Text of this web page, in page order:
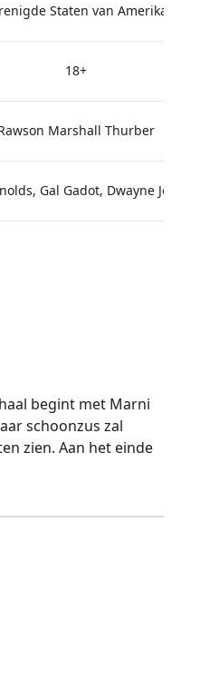
Staten van Amerika
18+
Marshall Thurber
Gal Gadot, Dwayne Johnson
begint met Marni
schoonzus zal
zien. Aan het einde